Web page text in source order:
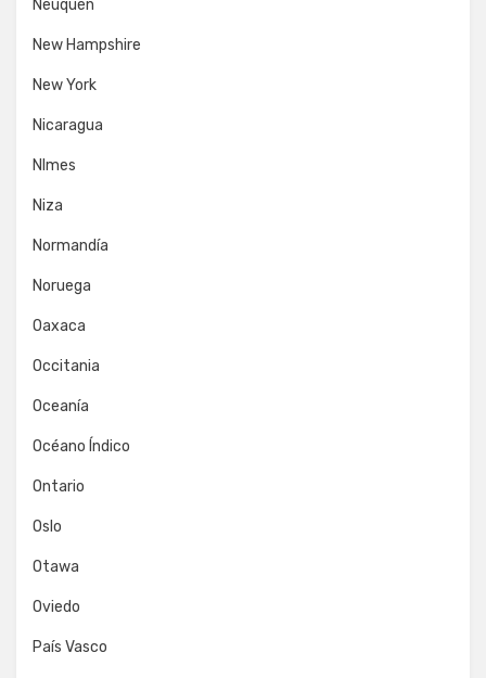
Neuquén
New Hampshire
New York
Nicaragua
NImes
Niza
Normandía
Noruega
Oaxaca
Occitania
Oceanía
Océano Índico
Ontario
Oslo
Otawa
Oviedo
País Vasco